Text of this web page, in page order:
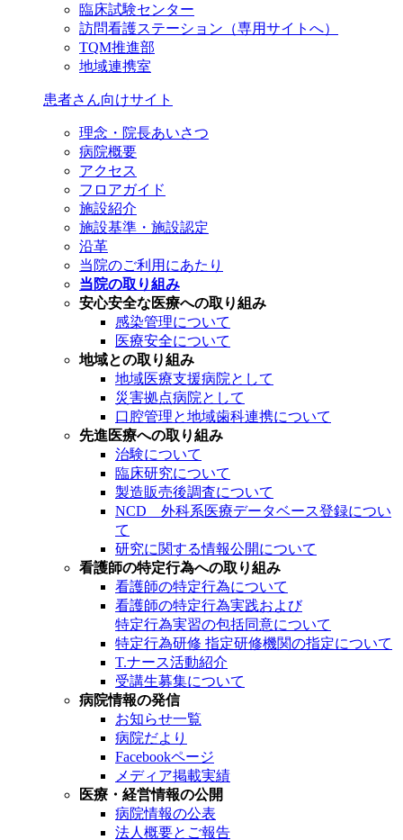
臨床試験センター
訪問看護ステーション（専用サイトへ）
TQM推進部
地域連携室
患者さん向けサイト
理念・院長あいさつ
病院概要
アクセス
フロアガイド
施設紹介
施設基準・施設認定
沿革
当院のご利用にあたり
当院の取り組み
安心安全な医療への取り組み
感染管理について
医療安全について
地域との取り組み
地域医療支援病院として
災害拠点病院として
口腔管理と地域歯科連携について
先進医療への取り組み
治験について
臨床研究について
製造販売後調査について
NCD 外科系医療データベース登録につい
て
研究に関する情報公開について
看護師の特定行為への取り組み
看護師の特定行為について
看護師の特定行為実践および
特定行為実習の包括同意について
特定行為研修 指定研修機関の指定について
T.ナース活動紹介
受講生募集について
病院情報の発信
お知らせ一覧
病院だより
Facebookページ
メディア掲載実績
医療・経営情報の公開
病院情報の公表
法人概要とご報告